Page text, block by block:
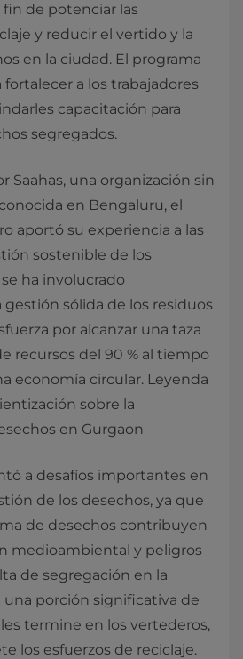
fin de potenciar las
y reducir el vertido y la
en la ciudad. El programa
a los trabajadores
capacitación para
segregados.
Saahas, una organización sin
en Bengaluru, el
aportó su experiencia a las
sostenible de los
ha involucrado
sólida de los residuos
por alcanzar una taza
recursos del 90 % al tiempo
economía circular. Leyenda
sobre la
en Gurgaon
a desafíos importantes en
de los desechos, ya que
de desechos contribuyen
medioambiental y peligros
de segregación en la
porción significativa de
termine en los vertederos,
los esfuerzos de reciclaje.